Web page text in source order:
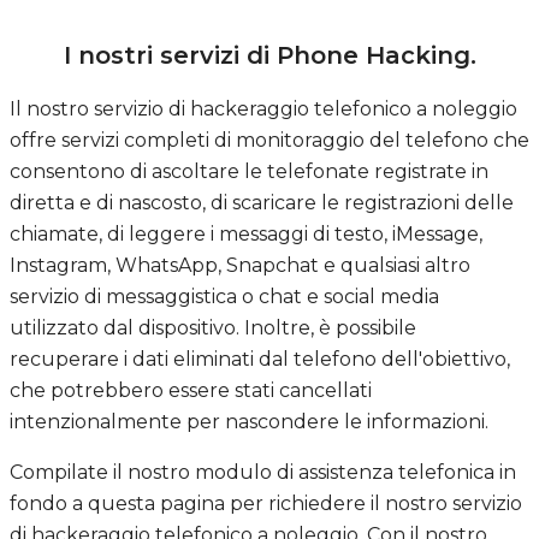
I nostri servizi di Phone Hacking.
Il nostro servizio di hackeraggio telefonico a noleggio
offre servizi completi di monitoraggio del telefono che
consentono di ascoltare le telefonate registrate in
diretta e di nascosto, di scaricare le registrazioni delle
chiamate, di leggere i messaggi di testo, iMessage,
Instagram, WhatsApp, Snapchat e qualsiasi altro
servizio di messaggistica o chat e social media
utilizzato dal dispositivo. Inoltre, è possibile
recuperare i dati eliminati dal telefono dell'obiettivo,
che potrebbero essere stati cancellati
intenzionalmente per nascondere le informazioni.
Compilate il nostro modulo di assistenza telefonica in
fondo a questa pagina per richiedere il nostro servizio